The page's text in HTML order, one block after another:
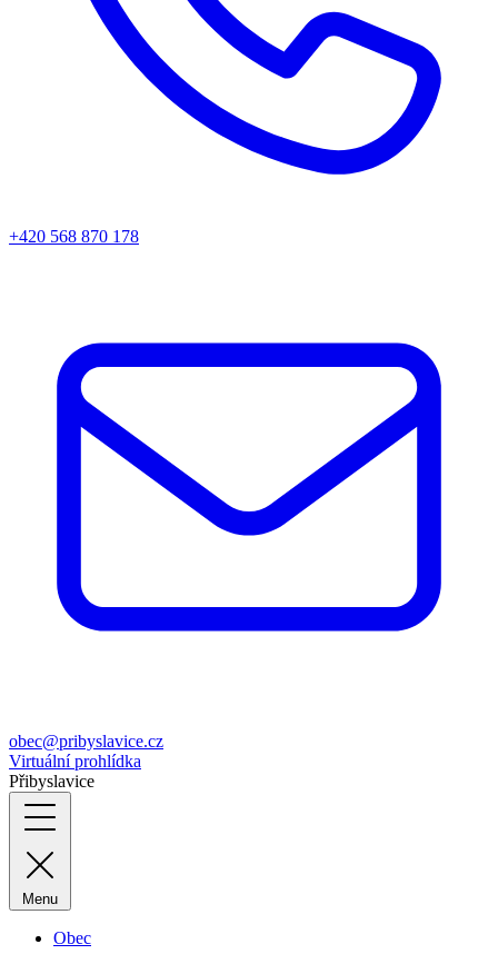
+420 568 870 178
obec@pribyslavice.cz
Virtuální prohlídka
Přibyslavice
Menu
Obec